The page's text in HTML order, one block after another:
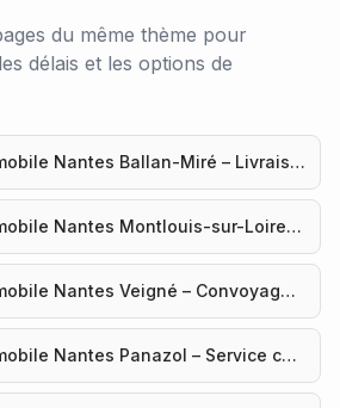
du même thème pour
délais et les options de
Convoyeur automobile Nantes Ballan-Miré – Livraison voiture
Convoyeur automobile Nantes Montlouis-sur-Loire – Service convoyage
Convoyeur automobile Nantes Veigné – Convoyage auto
Convoyeur automobile Nantes Panazol – Service convoyage